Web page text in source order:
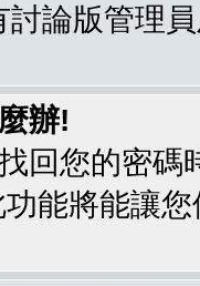
論版管理
辦!
回您的密
功能將能讓